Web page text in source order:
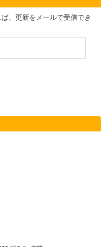
、更新をメールで受信でき